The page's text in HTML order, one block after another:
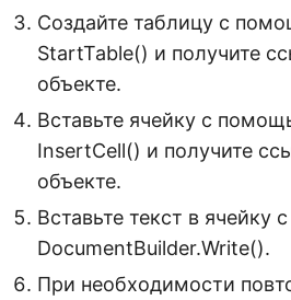
Создайте таблицу с
StartTable() и получите
объекте.
Вставьте ячейку с
InsertCell() и получите
объекте.
Вставьте текст в
DocumentBuilder.Write().
При необходимости